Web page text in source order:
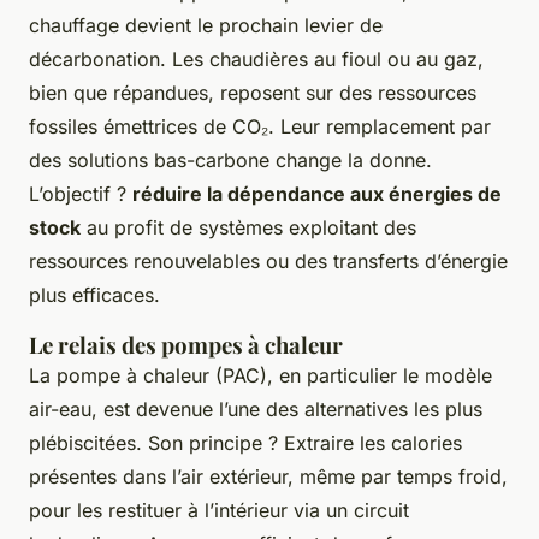
chauffage devient le prochain levier de
décarbonation. Les chaudières au fioul ou au gaz,
bien que répandues, reposent sur des ressources
fossiles émettrices de CO₂. Leur remplacement par
des solutions bas-carbone change la donne.
L’objectif ? réduire la dépendance aux énergies de
stock au profit de systèmes exploitant des
ressources renouvelables ou des transferts d’énergie
plus efficaces.
Le relais des pompes à chaleur
La pompe à chaleur (PAC), en particulier le modèle
air-eau, est devenue l’une des alternatives les plus
plébiscitées. Son principe ? Extraire les calories
présentes dans l’air extérieur, même par temps froid,
pour les restituer à l’intérieur via un circuit